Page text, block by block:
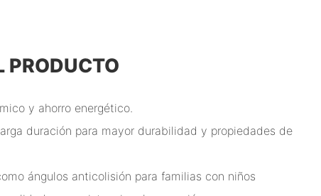
PRODUCTO
y ahorro energético.
duración para mayor durabilidad y propiedades de
ángulos anticolisión para familias con niños